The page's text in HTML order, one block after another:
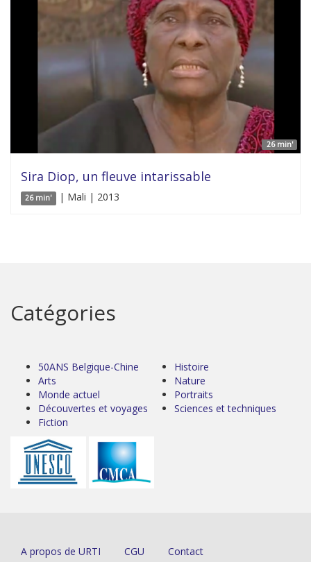
26 min'
Sira Diop, un fleuve intarissable
26 min' | Mali | 2013
Catégories
50ANS Belgique-Chine
Arts
Monde actuel
Découvertes et voyages
Fiction
Histoire
Nature
Portraits
Sciences et techniques
A propos de URTI CGU Contact